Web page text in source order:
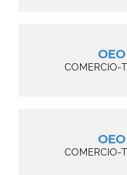
COMERCIO-
COMERCIO-